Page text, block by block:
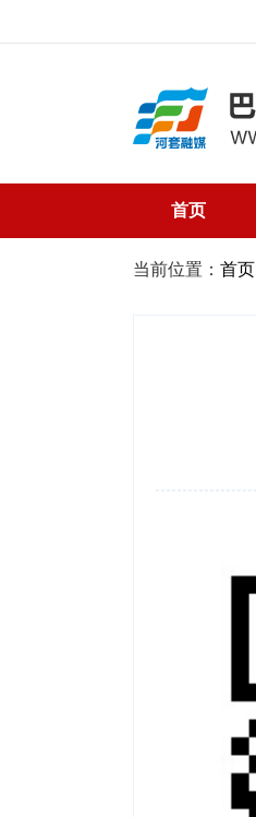
首页
当前位置： 首页